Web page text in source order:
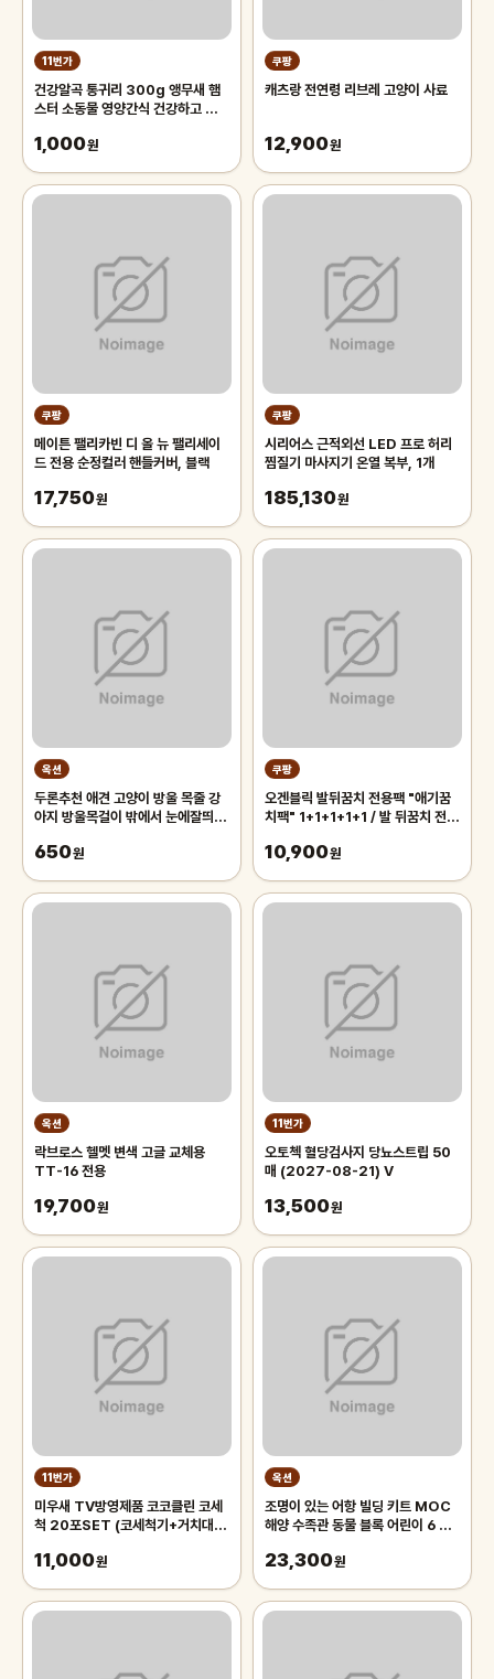
11번가
건강알곡 통귀리 300g 앵무새 햄
스터 소동물 영양간식 건강하고 깨끗
1,000원
쿠팡
캐츠랑 전연령 리브레 고양이 사료
12,900원
쿠팡
메이튼 팰리카빈 디 올 뉴 팰리세이
드 전용 순정컬러 핸들커버, 블랙
17,750원
쿠팡
시리어스 근적외선 LED 프로 허리
찜질기 마사지기 온열 복부, 1개
185,130원
옥션
두론추천 애견 고양이 방울 목줄 강
아지 방울목걸이 밖에서 눈에잘띄는
650원
쿠팡
오겐블릭 발뒤꿈치 전용팩 "애기꿈
치팩" 1+1+1+1+1 / 발 뒤꿈치 전용
10,900원
옥션
락브로스 헬멧 변색 고글 교체용
TT-16 전용
19,700원
11번가
오토첵 혈당검사지 당뇨스트립 50
매 (2027-08-21) V
13,500원
11번가
미우새 TV방영제품 코코클린 코세
척 20포SET (코세척기+거치대
11,000원
옥션
조명이 있는 어항 빌딩 키트 MOC
해양 수족관 동물 블록 어린이 6 장
23,300원